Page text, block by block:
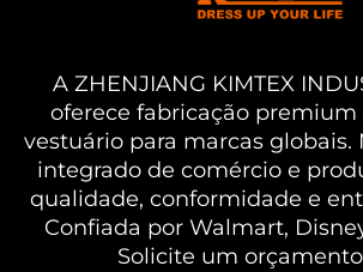
A ZHENJIANG KIMTEX
oferece fabricação premium
vestuário para marcas globais.
integrado de comércio e
qualidade, conformidade e
Confiada por Walmart,
Solicite um